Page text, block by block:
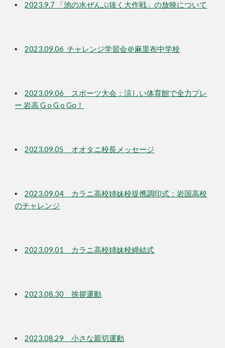
▪2023.9.7 「池の水ぜんぶ抜く大作戦」の放映について
▪2023.09.06 チャレンジ学習会＠麻里布中学校
▪2023.09.06 スポーツ大会：涼しい体育館で全力プレ
ー 岩高 GｏGｏGo！
▪2023.09.05 オオタニ校長メッセージ
▪2023.09.04 カラニ高校姉妹校提携調印式：岩国高校
のチャレンジ
▪2023.09.01 カラニ高校姉妹校締結式
▪2023.08.30 挨拶運動
▪2023.08.29 小さな親切運動